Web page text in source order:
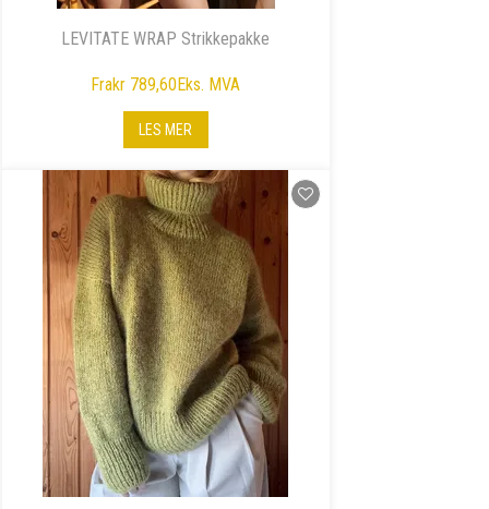
LEVITATE WRAP Strikkepakke
Frakr 789,60Eks. MVA
LES MER